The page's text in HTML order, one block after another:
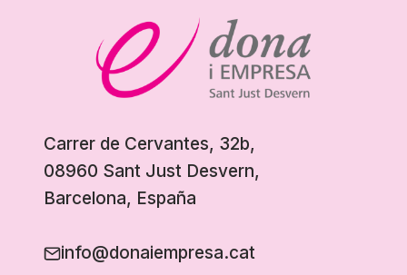
Carrer de Cervantes, 32b,
08960 Sant Just Desvern,
Barcelona, España
info@donaiempresa.cat